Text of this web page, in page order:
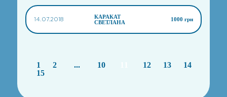
14.07.2018
КАРАКАТ
СВЕТЛАНА
1000 грн
1 2 ... 10 12 13
14
15